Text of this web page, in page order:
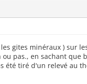
gites minéraux ) sur
pas., en sachant que
été tiré d'un relevé au